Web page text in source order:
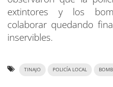
extintores y los
colaborar quedando
inservibles.
TINAJO POLICÍA LOCAL